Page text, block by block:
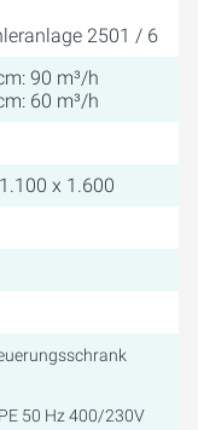
2501 / 6
90 m³/h
60 m³/h
x 1.600
50 Hz 400/230V